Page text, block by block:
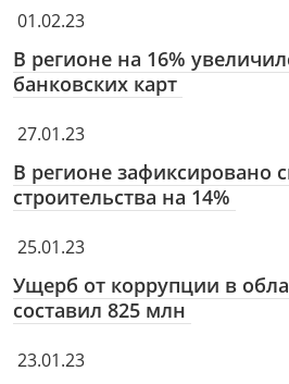
01.02.23
В регионе на 16%
банковских карт
27.01.23
В регионе зафиксировано
строительства на 14%
25.01.23
Ущерб от коррупции в
составил 825 млн
23.01.23